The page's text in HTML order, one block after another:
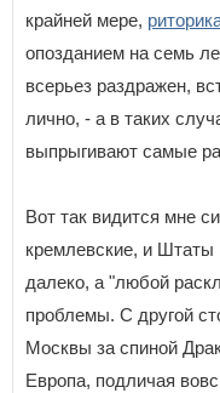
крайней мере,
опозданием на семь
всерьез раздражен,
лично, - а в таких
выпрыгивают самые
Вот так видится мне
кремлевские, и Штаты
далеко, а "любой
проблемы. С другой
Москвы за спиной
Европа, подличая